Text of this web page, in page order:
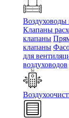
Клапаны
клапаны
клапаны
для
воздуховодов